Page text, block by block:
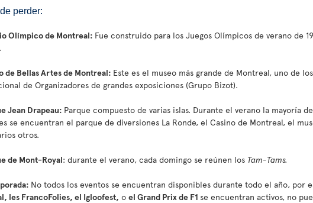
perder:
Olímpico de Montreal: Fue construido para los Juegos Olímpicos de verano de
de Bellas Artes de Montreal: Este es el museo más grande de Montreal, uno de
de Organizadores de grandes exposiciones (Grupo Bizot).
Jean Drapeau: Parque compuesto de varias islas. Durante el verano la mayoría
se encuentran el parque de diversiones La Ronde, el Casino de Montreal, el
otros.
de Mont-Royal: durante el verano, cada domingo se reúnen los Tam-Tams.
No todos los eventos se encuentran disponibles durante todo el año, por
les FrancoFolies, el Igloofest, o el Grand Prix de F1 se encuentran activos, no